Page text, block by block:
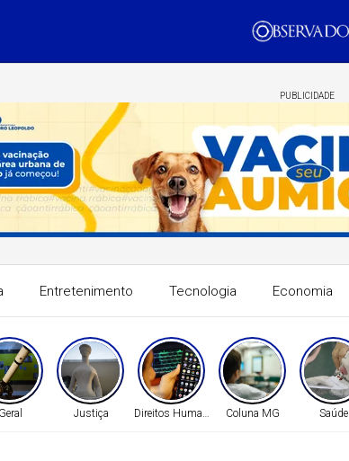
PUBLICIDADE
Entretenimento Tecnologia Economia
Geral Justiça Direitos Humanos Coluna MG Saúde